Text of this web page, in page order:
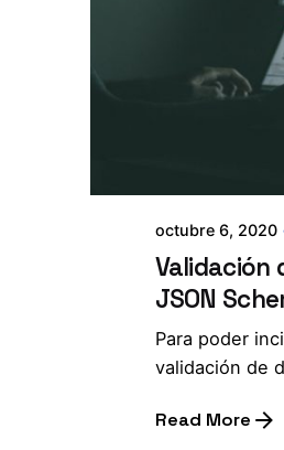
octubre 6, 2020
Validación
JSON
Para poder
validación de
Read More